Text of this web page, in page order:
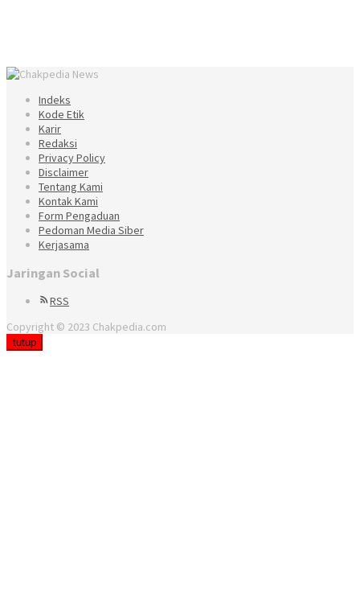
Indeks
Kode Etik
Karir
Redaksi
Privacy Policy
Disclaimer
Tentang Kami
Kontak Kami
Form Pengaduan
Pedoman Media Siber
Kerjasama
Jaringan Social
RSS
Copyright © 2023 Chakpedia.com
tutup